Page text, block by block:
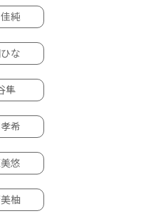
純
な
隼
希
悠
柚